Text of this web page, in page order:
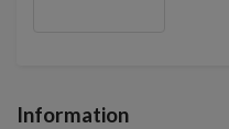
Information